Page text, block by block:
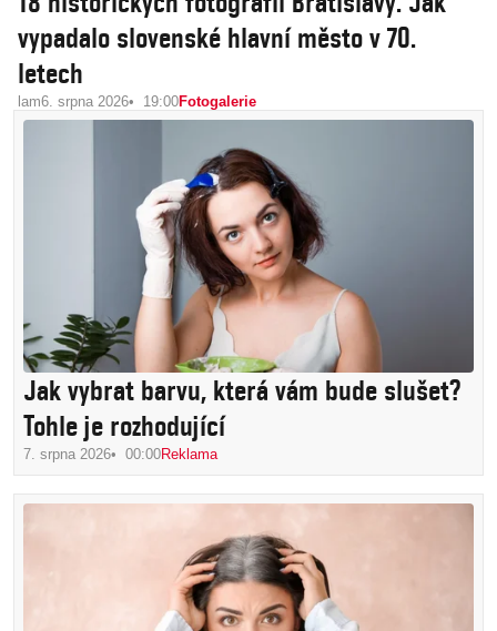
vypadalo slovenské hlavní město v 70.
letech
lam6. srpna 2026 19:00Fotogalerie
Jak vybrat barvu, která vám bude slušet?
Tohle je rozhodující
7. srpna 2026 00:00Reklama